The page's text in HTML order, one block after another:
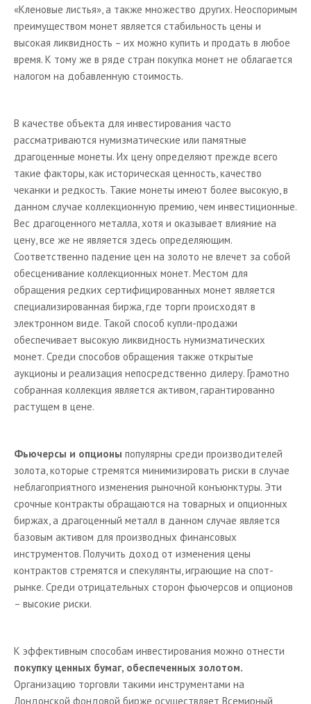
«Кленовые листья», а также множество других. Неоспоримым
преимуществом монет является стабильность цены и
высокая ликвидность – их можно купить и продать в любое
время. К тому же в ряде стран покупка монет не облагается
налогом на добавленную стоимость.
В качестве объекта для инвестирования часто
рассматриваются нумизматические или памятные
драгоценные монеты. Их цену определяют прежде всего
такие факторы, как историческая ценность, качество
чеканки и редкость. Такие монеты имеют более высокую, в
данном случае коллекционную премию, чем инвестиционные.
Вес драгоценного металла, хотя и оказывает влияние на
цену, все же не является здесь определяющим.
Соответственно падение цен на золото не влечет за собой
обесценивание коллекционных монет. Местом для
обращения редких сертифицированных монет является
специализированная биржа, где торги происходят в
электронном виде. Такой способ купли-продажи
обеспечивает высокую ликвидность нумизматических
монет. Среди способов обращения также открытые
аукционы и реализация непосредственно дилеру. Грамотно
собранная коллекция является активом, гарантированно
растущем в цене.
Фьючерсы и опционы популярны среди производителей
золота, которые стремятся минимизировать риски в случае
неблагоприятного изменения рыночной конъюнктуры. Эти
срочные контракты обращаются на товарных и опционных
биржах, а драгоценный металл в данном случае является
базовым активом для производных финансовых
инструментов. Получить доход от изменения цены
контрактов стремятся и спекулянты, играющие на спот-
рынке. Среди отрицательных сторон фьючерсов и опционов
– высокие риски.
К эффективным способам инвестирования можно отнести
покупку ценных бумаг, обеспеченных золотом.
Организацию торговли такими инструментами на
Лондонской фондовой бирже осуществляет Всемирный